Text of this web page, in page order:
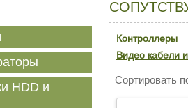
Контроллеры
Видео кабели
Сортировать
HDD и